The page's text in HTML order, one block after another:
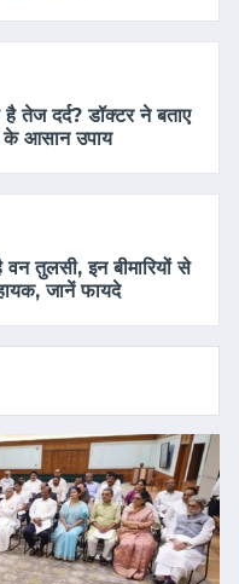
तेज दर्द? डॉक्टर ने बताए
के आसान उपाय
तुलसी, इन बीमारियों से
जानें फायदे